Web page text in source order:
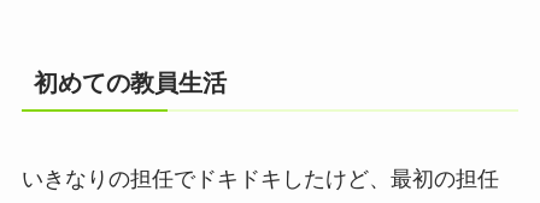
初めての教員生活
いきなりの担任でドキドキしたけど、最初の担任